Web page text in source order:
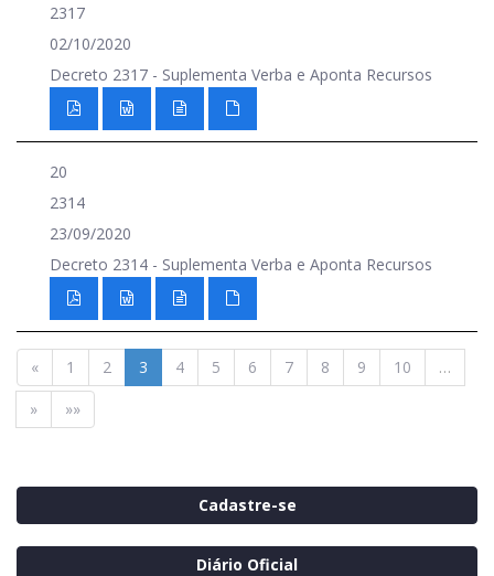
2317
02/10/2020
Decreto 2317 - Suplementa Verba e Aponta Recursos
20
2314
23/09/2020
Decreto 2314 - Suplementa Verba e Aponta Recursos
« 1 2 3 4 5 6 7 8 9 10
…
»
»»
Cadastre-se
Diário Oficial